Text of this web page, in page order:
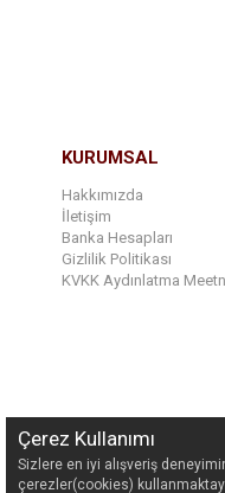
KURUMSAL
Hakkımızda
İletişim
Banka Hesapları
Gizlilik Politikası
KVKK Aydınlatma
Çerez Kullanımı
Sizlere en iyi alışveriş
çerezler(cookies)